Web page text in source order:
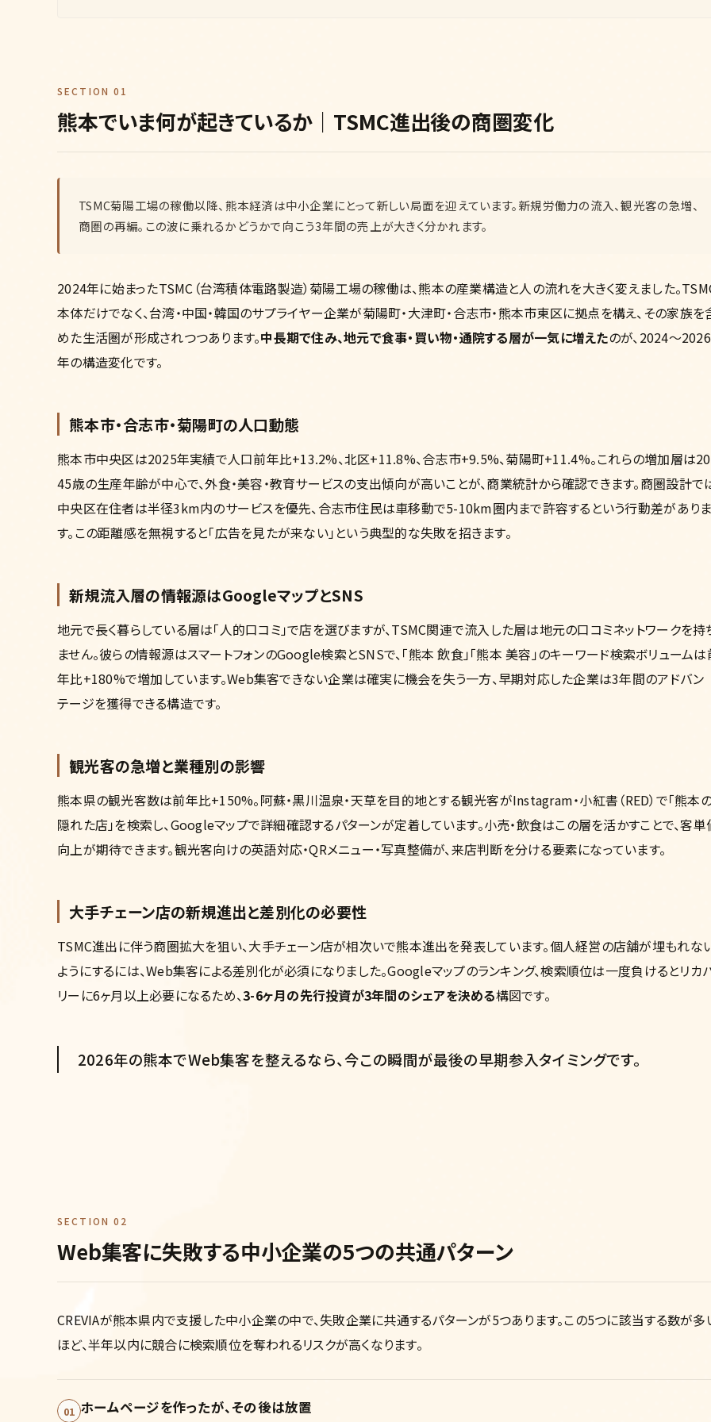
SECTION 01
熊本でいま何が起きているか｜TSMC進出後の商圏変化
TSMC菊陽工場の稼働以降、熊本経済は中小企業にとって新しい局面を迎えています。新規労働力の流入、観光客の急増、
商圏の再編。この波に乗れるかどうかで向こう3年間の売上が大きく分かれます。
2024年に始まったTSMC（台湾積体電路製造）菊陽工場の稼働は、熊本の産業構造と人の流れを大きく変えました。
本体だけでなく、台湾・中国・韓国のサプライヤー企業が菊陽町・大津町・合志市・熊本市東区に拠点を構え、その家族を
めた生活圏が形成されつつあります。中長期で住み、地元で食事・買い物・通院する層が一気に増えたのが、2024～2026
年の構造変化です。
熊本市・合志市・菊陽町の人口動態
熊本市中央区は2025年実績で人口前年比+13.2%、北区+11.8%、合志市+9.5%、菊陽町+11.4%。これらの増加層は
45歳の生産年齢が中心で、外食・美容・教育サービスの支出傾向が高いことが、商業統計から確認できます。商圏設計で
中央区在住者は半径3km内のサービスを優先、合志市住民は車移動で5-10km圏内まで許容するという行動差があり
す。この距離感を無視すると「広告を見たが来ない」という典型的な失敗を招きます。
新規流入層の情報源はGoogleマップとSNS
地元で長く暮らしている層は「人的口コミ」で店を選びますが、TSMC関連で流入した層は地元の口コミネットワークを持
ません。彼らの情報源はスマートフォンのGoogle検索とSNSで、「熊本 飲食」「熊本 美容」のキーワード検索ボリューム
年比+180%で増加しています。Web集客できない企業は確実に機会を失う一方、早期対応した企業は3年間のアドバン
テージを獲得できる構造です。
観光客の急増と業種別の影響
熊本県の観光客数は前年比+150%。阿蘇・黒川温泉・天草を目的地とする観光客がInstagram・小紅書（RED）で「熊本
隠れた店」を検索し、Googleマップで詳細確認するパターンが定着しています。小売・飲食はこの層を活かすことで、客単
向上が期待できます。観光客向けの英語対応・QRメニュー・写真整備が、来店判断を分ける要素になっています。
大手チェーン店の新規進出と差別化の必要性
TSMC進出に伴う商圏拡大を狙い、大手チェーン店が相次いで熊本進出を発表しています。個人経営の店舗が埋もれな
ようにするには、Web集客による差別化が必須になりました。Googleマップのランキング、検索順位は一度負けるとリカ
リーに6ヶ月以上必要になるため、3-6ヶ月の先行投資が3年間のシェアを決める構図です。
2026年の熊本でWeb集客を整えるなら、今この瞬間が最後の早期参入タイミングです。
SECTION 02
Web集客に失敗する中小企業の5つの共通パターン
CREVIAが熊本県内で支援した中小企業の中で、失敗企業に共通するパターンが5つあります。この5つに該当する数が多
ほど、半年以内に競合に検索順位を奪われるリスクが高くなります。
01 ホームページを作ったが、その後は放置